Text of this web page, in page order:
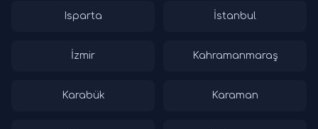
Isparta İstanbul
İzmir Kahramanmaraş
Karabük Karaman